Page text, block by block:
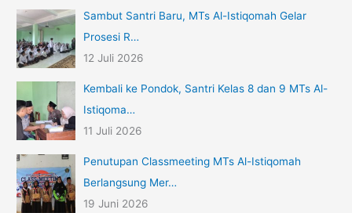
Sambut Santri Baru, MTs Al-Istiqomah Gelar
Prosesi R…
12 Juli 2026
Kembali ke Pondok, Santri Kelas 8 dan 9 MTs Al-
Istiqoma…
11 Juli 2026
Penutupan Classmeeting MTs Al-Istiqomah
Berlangsung Mer…
19 Juni 2026